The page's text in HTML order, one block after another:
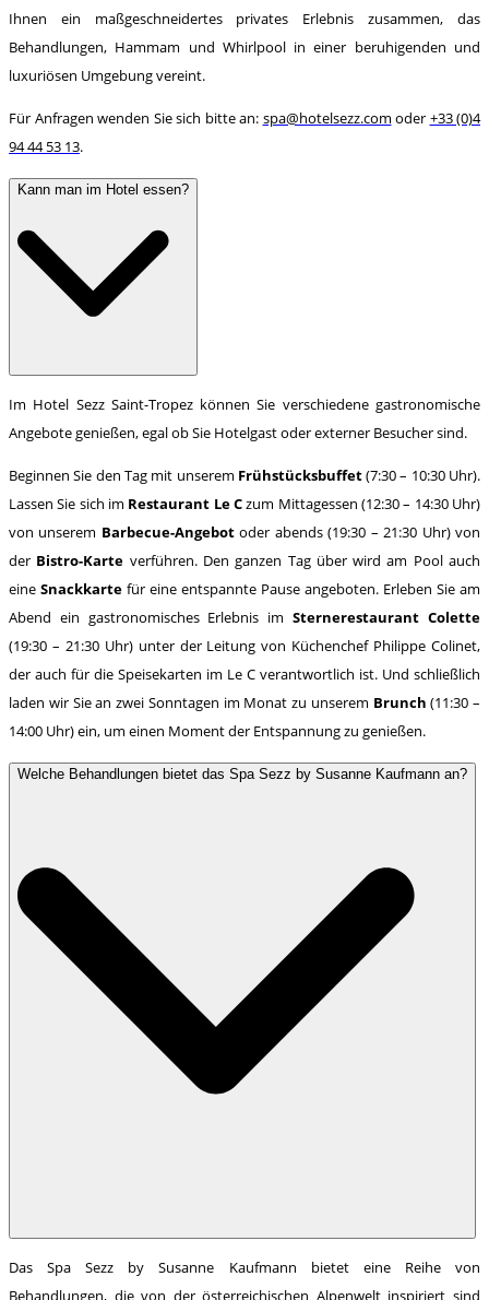
Ihnen ein maßgeschneidertes privates Erlebnis zusammen, das
Behandlungen, Hammam und Whirlpool in einer beruhigenden und
luxuriösen Umgebung vereint.
Für Anfragen wenden Sie sich bitte an: spa@hotelsezz.com oder +33 (0)4
94 44 53 13.
Kann man im Hotel essen?
Im Hotel Sezz Saint-Tropez können Sie verschiedene gastronomische
Angebote genießen, egal ob Sie Hotelgast oder externer Besucher sind.
Beginnen Sie den Tag mit unserem Frühstücksbuffet(7:30 – 10:30 Uhr).
Lassen Sie sich im Restaurant Le Czum Mittagessen (12:30 – 14:30 Uhr)
von unserem Barbecue-Angebotoder abends (19:30 – 21:30 Uhr) von
der Bistro-Karte verführen. Den ganzen Tag über wird am Pool auch
eine Snackkarte für eine entspannte Pause angeboten. Erleben Sie am
Abend ein gastronomisches Erlebnis imSternerestaurant Colette
(19:30 – 21:30 Uhr) unter der Leitung von Küchenchef Philippe Colinet,
der auch für die Speisekarten im Le C verantwortlich ist. Und schließlich
laden wir Sie an zwei Sonntagen im Monat zu unserem Brunch (11:30 –
14:00 Uhr) ein, um einen Moment der Entspannung zu genießen.
Welche Behandlungen bietet das Spa Sezz by Susanne Kaufmann an?
Das Spa Sezz by Susanne Kaufmann bietet eine Reihe von
Behandlungen, die von der österreichischen Alpenwelt inspiriert sind